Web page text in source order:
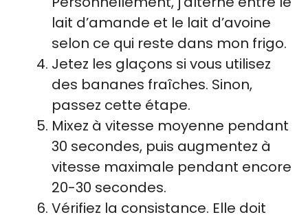
lait d’amande et le lait d’avoine
selon ce qui reste dans mon frigo.
Jetez les glaçons si vous utilisez
des bananes fraîches. Sinon,
passez cette étape.
Mixez à vitesse moyenne pendant
30 secondes, puis augmentez à
vitesse maximale pendant encore
20-30 secondes.
Vérifiez la consistance. Elle doit